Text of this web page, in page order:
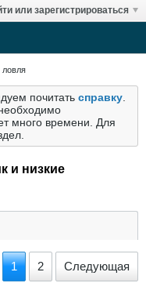
или зарегистрироваться
ловля
почитать справку
много времени. Для
и низкие
1 2 Следующая